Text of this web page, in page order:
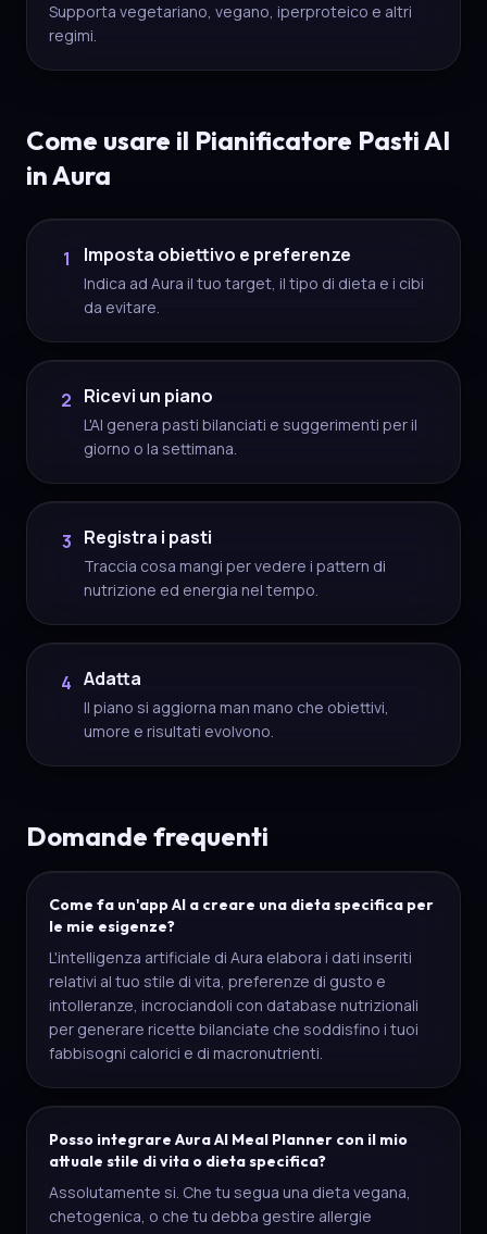
Supporta vegetariano, vegano, iperproteico e altri
regimi.
Come usare il Pianificatore Pasti AI
in Aura
1 Imposta obiettivo e preferenze
Indica ad Aura il tuo target, il tipo di dieta e i cibi
da evitare.
2 Ricevi un piano
L'AI genera pasti bilanciati e suggerimenti per il
giorno o la settimana.
3 Registra i pasti
Traccia cosa mangi per vedere i pattern di
nutrizione ed energia nel tempo.
4 Adatta
Il piano si aggiorna man mano che obiettivi,
umore e risultati evolvono.
Domande frequenti
Come fa un'app AI a creare una dieta specifica per
le mie esigenze?
L'intelligenza artificiale di Aura elabora i dati inseriti
relativi al tuo stile di vita, preferenze di gusto e
intolleranze, incrociandoli con database nutrizionali
per generare ricette bilanciate che soddisfino i tuoi
fabbisogni calorici e di macronutrienti.
Posso integrare Aura AI Meal Planner con il mio
attuale stile di vita o dieta specifica?
Assolutamente si. Che tu segua una dieta vegana,
chetogenica, o che tu debba gestire allergie